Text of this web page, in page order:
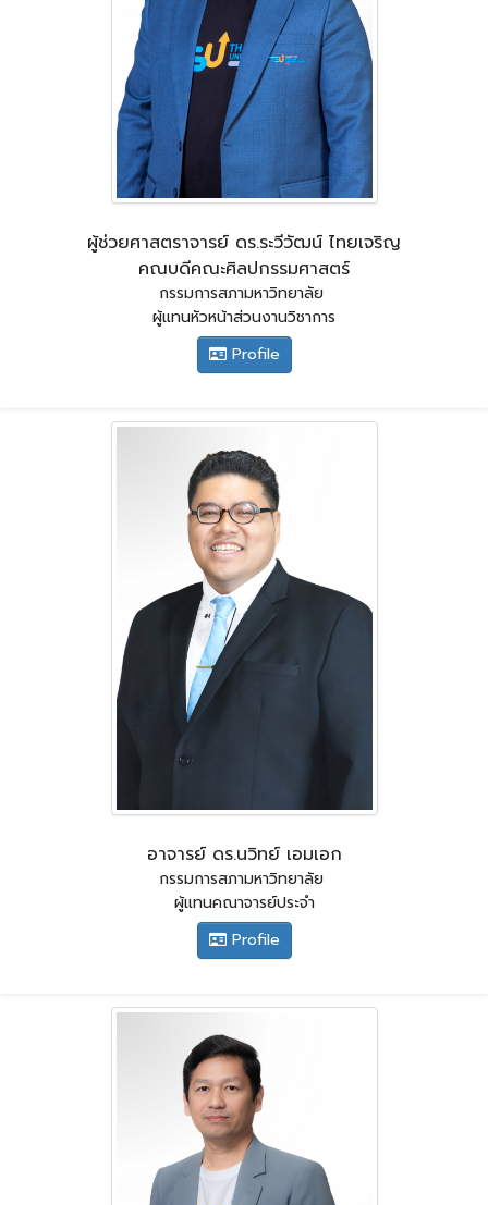
ผู้ช่วยศาสตราจารย์ ดร.ระวีวัฒน์ ไทยเจริญ
คณบดีคณะศิลปกรรมศาสตร์
กรรมการสภามหาวิทยาลัย
ผู้แทนหัวหน้าส่วนงานวิชาการ
Profile
อาจารย์ ดร.นวิทย์ เอมเอก
กรรมการสภามหาวิทยาลัย
ผู้แทนคณาจารย์ประจำ
Profile